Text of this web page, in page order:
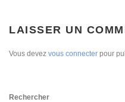
LAISSER UN
Vous devez vous connecter pour
Rechercher